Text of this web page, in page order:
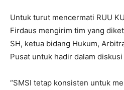
Untuk turut mencermati RUU
Firdaus mengirim tim yang
SH, ketua bidang Hukum,
Pusat untuk hadir dalam
“SMSI tetap konsisten untuk